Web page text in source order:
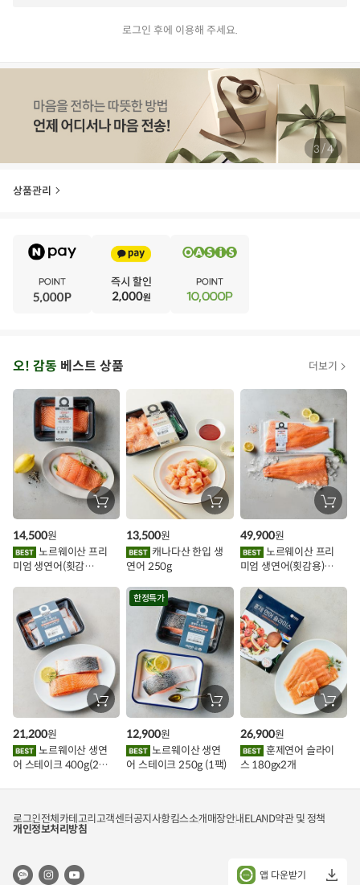
로그인 후에 이용해 주세요.
3 /4
상품관리
아
시
인
이
트
오! 감동 베스트 상품 더보기
장
바
에
담
노르웨이산 프리
미엄 생연어(횟감
14,500원
장
바
에
담
연어 250g
13,500원
장
바
에
담
기
미엄 생연어(횟감용)
49,900원
장
바
에
담
기
노르웨이산 생연
어 스테이크 400g(2조
21,200원
한정특가
장
바
에
담
기
노르웨이산 생연
어 스테이크 250g (1팩)
12,900원
장
바
에
담
스 180gx2개
26,900원
로그인전체카테고리고객센터공지사항킴스소개매장안내ELAND약관 및 정책
개인정보처리방침
앱 다운받기